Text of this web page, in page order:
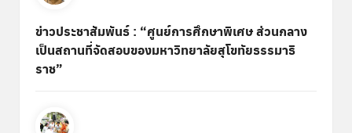
ข่าวประชาสัมพันธ์ : “ศูนย์การศึกษาพิเศษ ส่วนกลาง
เป็นสถานที่จัดสอบของมหาวิทยาลัยสุโขทัยธรรมาธิ
ราช”